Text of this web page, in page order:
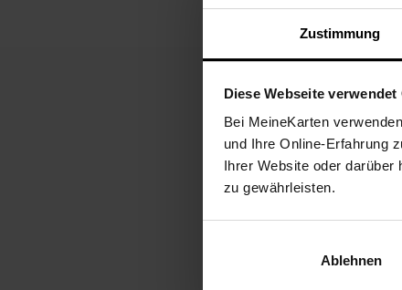
Zustimmung
Diese Webseite verwendet
Bei MeineKarten
und Ihre Online-Erfahrung
Ihrer Website oder
zu gewährleisten.
Ablehnen
BESCHREIBUNG
Ihre Lieben werden
erhalten. Das
auch die Farbe der